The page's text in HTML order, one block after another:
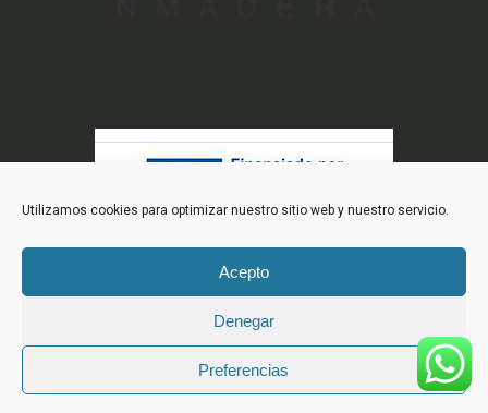
Utilizamos cookies para optimizar nuestro sitio web y nuestro servicio.
Acepto
Denegar
Preferencias